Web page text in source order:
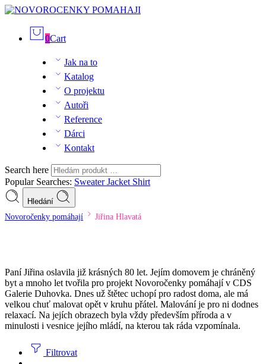
0Cart
Jak na to
Katalog
O projektu
Autoři
Reference
Dárci
Kontakt
Search here
Popular Searches: SweaterJacket Shirt
Hledání
Novoročenky pomáhají Jiřina Hlavatá
Paní Jiřina oslavila již krásných 80 let. Jejím domovem je chráněný
byt a mnoho let tvořila pro projekt Novoročenky pomáhají v CDS
Galerie Duhovka. Dnes už štětec uchopí pro radost doma, ale má
velkou chuť malovat opět v kruhu přátel. Malování je pro ni dodnes
relaxací. Na jejích obrazech byla vždy především příroda a v
minulosti i vesnice jejího mládí, na kterou tak ráda vzpomínala.
Filtrovat